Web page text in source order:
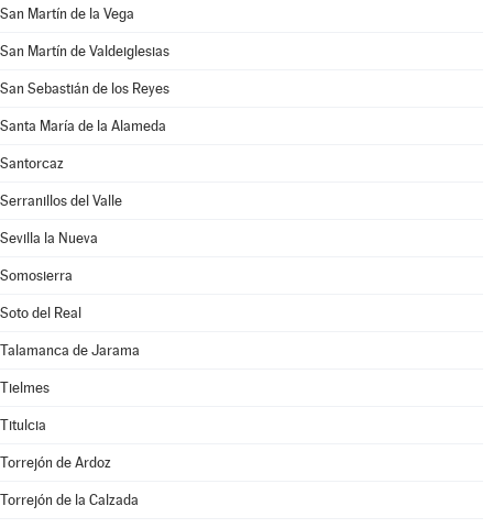
San Martín de la Vega
San Martín de Valdeiglesias
San Sebastián de los Reyes
Santa María de la Alameda
Santorcaz
Serranillos del Valle
Sevilla la Nueva
Somosierra
Soto del Real
Talamanca de Jarama
Tielmes
Titulcia
Torrejón de Ardoz
Torrejón de la Calzada